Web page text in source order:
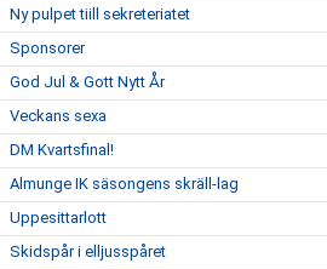
Ny pulpet tiill sekreteriatet
Sponsorer
God Jul & Gott Nytt År
Veckans sexa
DM Kvartsfinal!
Almunge IK säsongens skräll-lag
Uppesittarlott
Skidspår i elljusspåret